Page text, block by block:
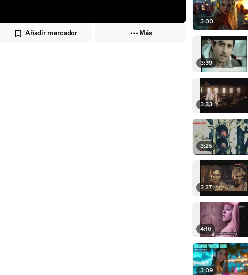
Añadir marcador Más
3:00
3:39
3:33
3:25
3:27
4:16
3:09